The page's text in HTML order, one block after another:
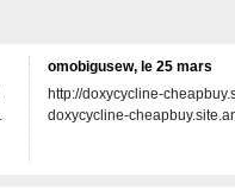
omobigusew, le 25 mars
http://doxycycline-
doxycycline-